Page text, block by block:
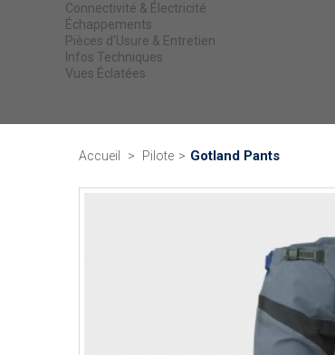
Connectivité & Électricité
Échappements
Pièces d'Usure & Entretien
Infos Techniques
Vues Éclatées
Accueil > Pilote > Gotland Pants